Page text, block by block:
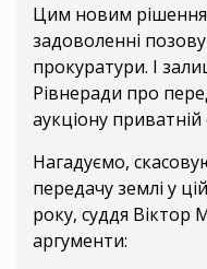
Цим новим
задоволенні позову
прокуратури. І
Рівнеради про
аукціону
Нагадуємо,
передачу землі у
року, суддя Віктор
аргументи: